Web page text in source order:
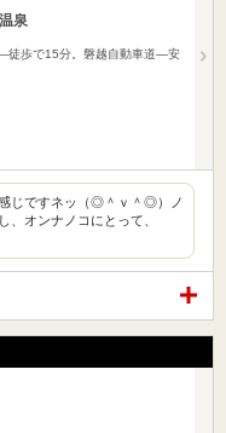
泉
徒歩で15分。磐越自動車道―安
じですネッ（◎＾ｖ＾◎）ノ
、オンナノコにとって、